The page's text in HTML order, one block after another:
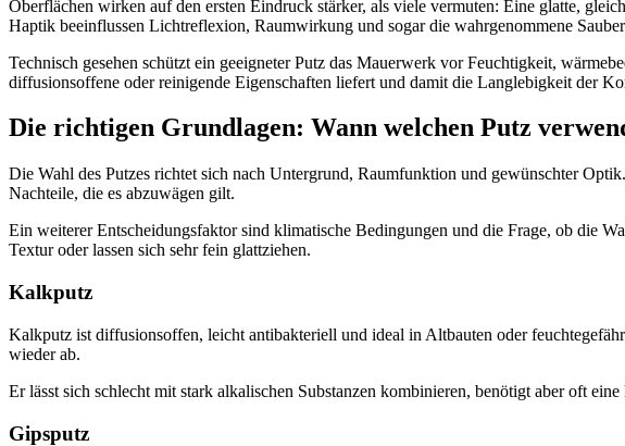
Wände
Oberflächen wirken auf den ersten Eindruck stärker, als viele vermuten: Eine glatte,
Haptik beeinflussen Lichtreflexion, Raumwirkung und sogar die wahrgenommene
Technisch gesehen schützt ein geeigneter Putz das Mauerwerk vor Feuchtigkeit,
diffusionsoffene oder reinigende Eigenschaften liefert und damit die Langlebigkeit der
Die richtigen Grundlagen: Wann welchen Putz
Die Wahl des Putzes richtet sich nach Untergrund, Raumfunktion und gewünschter
Nachteile, die es abzuwägen gilt.
Ein weiterer Entscheidungsfaktor sind klimatische Bedingungen und die Frage, ob die
Textur oder lassen sich sehr fein glattziehen.
Kalkputz
Kalkputz ist diffusionsoffen, leicht antibakteriell und ideal in Altbauten oder
wieder ab.
Er lässt sich schlecht mit stark alkalischen Substanzen kombinieren, benötigt aber oft
Gipsputz